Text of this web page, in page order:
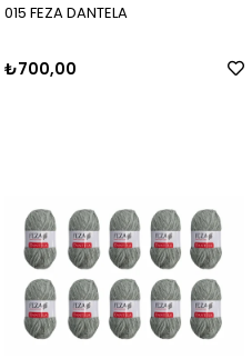
015 FEZA DANTELA
₺700,00